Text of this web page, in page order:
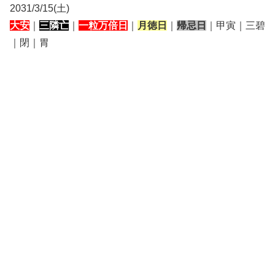
2031/3/15(土)
大安
三隣亡 一粒万倍日 月徳日 帰忌日
｜甲寅｜三碧
｜閉｜胃